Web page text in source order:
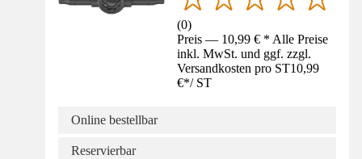
(0)
Preis — 10,99 € * Alle Preise
inkl. MwSt. und ggf. zzgl.
Versandkosten pro ST10,99
€*/ ST
Online bestellbar
Reservierbar